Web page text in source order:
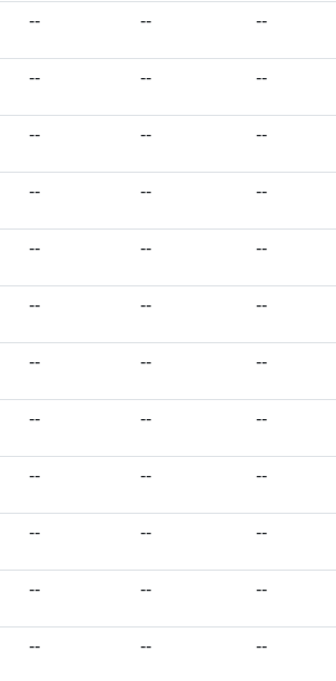
-- -- --
-- -- --
-- -- --
-- -- --
-- -- --
-- -- --
-- -- --
-- -- --
-- -- --
-- -- --
-- -- --
-- -- --